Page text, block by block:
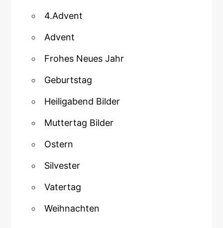
4.Advent
Advent
Frohes Neues Jahr
Geburtstag
Heiligabend Bilder
Muttertag Bilder
Ostern
Silvester
Vatertag
Weihnachten